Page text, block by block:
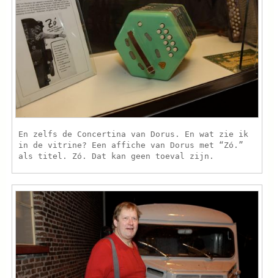
En zelfs de Concertina van Dorus. En wat zie ik
in de vitrine? Een affiche van Dorus met “Zó.”
als titel. Zó. Dat kan geen toeval zijn.